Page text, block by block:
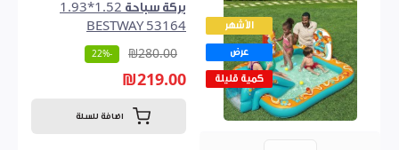
الأشهر
عرض
كمية قليلة
بركة سباحة 1.52*1.93
BESTWAY 53164
₪280.00
-22%
₪219.00
اضافة للسلة